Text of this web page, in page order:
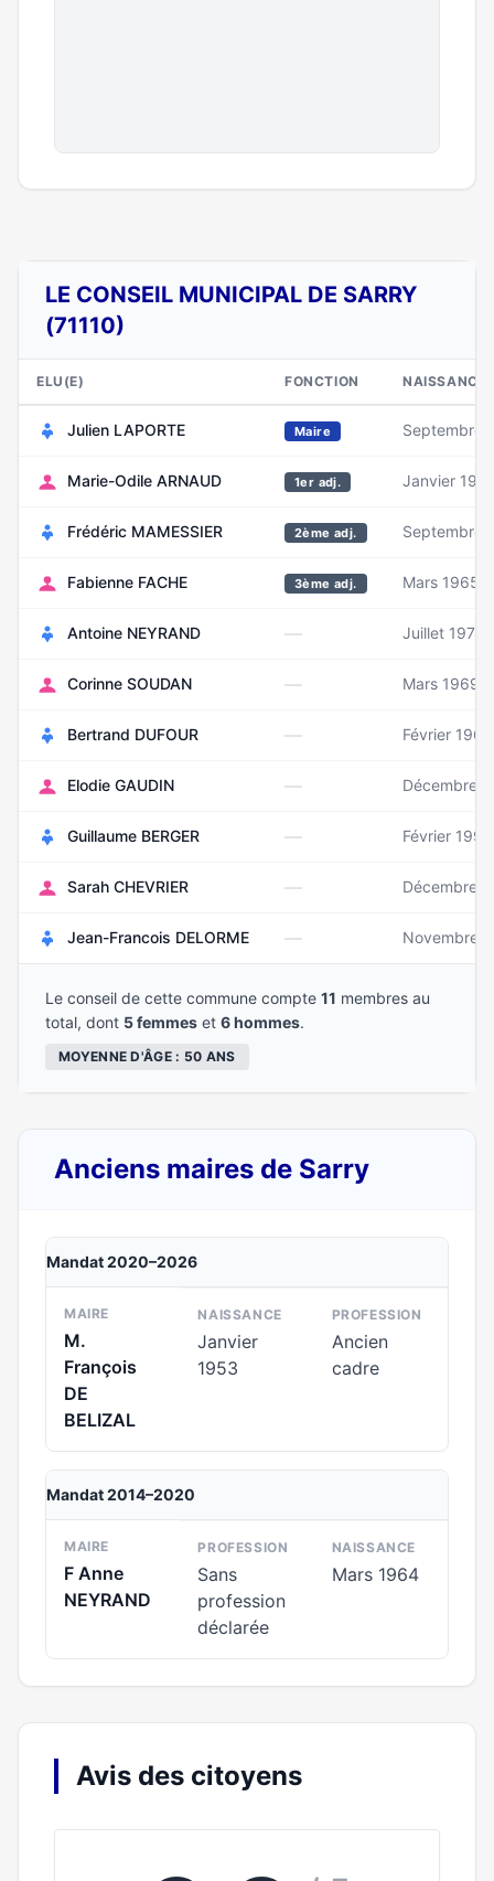
LE CONSEIL MUNICIPAL DE SARRY
(71110)
ELU(E) FONCTION NAISSANCE
Julien LAPORTE Maire Septembre
Marie-Odile ARNAUD 1er adj. Janvier 1961
Frédéric MAMESSIER 2ème adj. Septembre
Fabienne FACHE 3ème adj. Mars 1965
Antoine NEYRAND — Juillet 1974
Corinne SOUDAN — Mars 1969
Bertrand DUFOUR — Février 1965
Elodie GAUDIN — Décembre
Guillaume BERGER — Février 1993
Sarah CHEVRIER — Décembre
Jean-Francois DELORME — Novembre
Le conseil de cette commune compte 11 membres au
total, dont 5 femmes et 6 hommes.
MOYENNE D'ÂGE : 50 ANS
Anciens maires de Sarry
Mandat 2020–2026
MAIRE
M.
François
DE
BELIZAL
NAISSANCE
Janvier
1953
PROFESSION
Ancien
cadre
Mandat 2014–2020
MAIRE
F Anne
NEYRAND
PROFESSION
Sans
profession
déclarée
NAISSANCE
Mars 1964
Avis des citoyens